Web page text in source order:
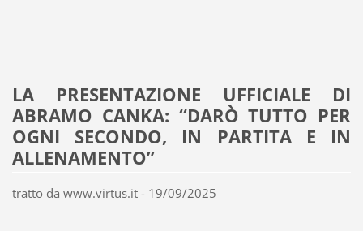
LA PRESENTAZIONE UFFICIALE DI
ABRAMO CANKA: “DARÒ TUTTO PER
OGNI SECONDO, IN PARTITA E IN
ALLENAMENTO”
tratto da www.virtus.it - 19/09/2025